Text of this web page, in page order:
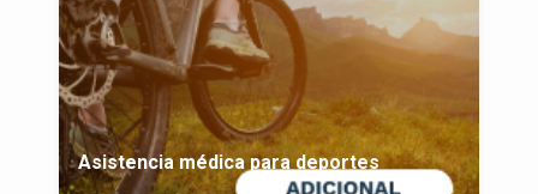
Asistencia médica para deportes